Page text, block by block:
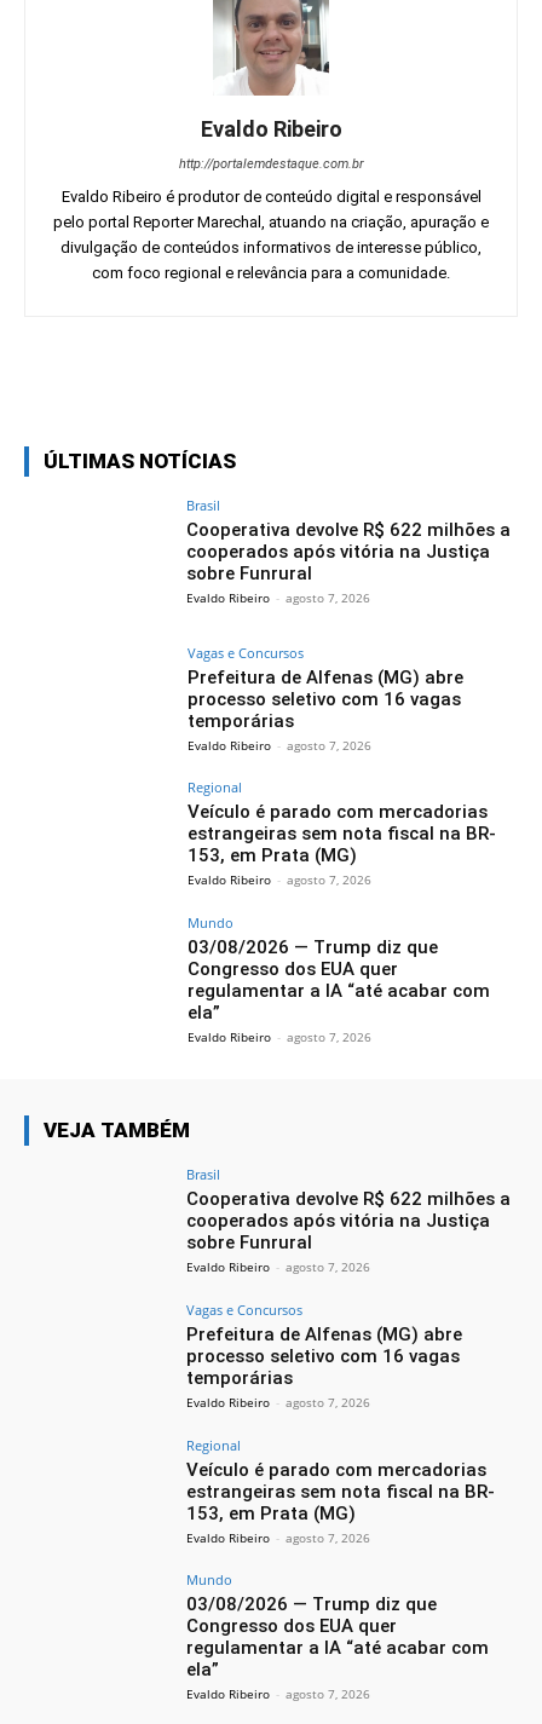
Evaldo Ribeiro
http://portalemdestaque.com.br
Evaldo Ribeiro é produtor de conteúdo digital e responsável
pelo portal Reporter Marechal, atuando na criação, apuração e
divulgação de conteúdos informativos de interesse público,
com foco regional e relevância para a comunidade.
ÚLTIMAS NOTÍCIAS
Brasil
Cooperativa devolve R$ 622 milhões a
cooperados após vitória na Justiça
sobre Funrural
Evaldo Ribeiro - agosto 7, 2026
Vagas e Concursos
Prefeitura de Alfenas (MG) abre
processo seletivo com 16 vagas
temporárias
Evaldo Ribeiro - agosto 7, 2026
Regional
Veículo é parado com mercadorias
estrangeiras sem nota fiscal na BR-
153, em Prata (MG)
Evaldo Ribeiro - agosto 7, 2026
Mundo
03/08/2026 — Trump diz que
Congresso dos EUA quer
regulamentar a IA “até acabar com
ela”
Evaldo Ribeiro - agosto 7, 2026
VEJA TAMBÉM
Brasil
Cooperativa devolve R$ 622 milhões a
cooperados após vitória na Justiça
sobre Funrural
Evaldo Ribeiro - agosto 7, 2026
Vagas e Concursos
Prefeitura de Alfenas (MG) abre
processo seletivo com 16 vagas
temporárias
Evaldo Ribeiro - agosto 7, 2026
Regional
Veículo é parado com mercadorias
estrangeiras sem nota fiscal na BR-
153, em Prata (MG)
Evaldo Ribeiro - agosto 7, 2026
Mundo
03/08/2026 — Trump diz que
Congresso dos EUA quer
regulamentar a IA “até acabar com
ela”
Evaldo Ribeiro - agosto 7, 2026